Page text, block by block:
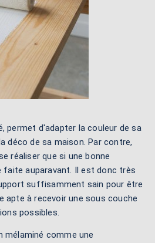
permet d'adapter la couleur de sa
déco de sa maison. Par contre,
réaliser que si une bonne
faite auparavant. Il est donc très
suffisamment sain pour être
apte à recevoir une sous couche
possibles.
mélaminé comme une